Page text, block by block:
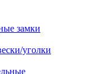
замки
уголки